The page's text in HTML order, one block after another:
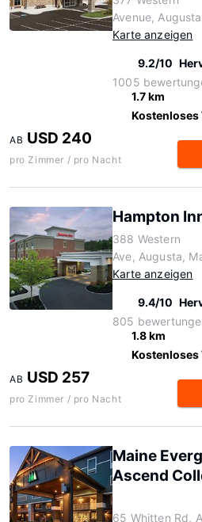
Avenue,
Karte anzeigen
9.2/10
1005
1.7 km
Kostenloses
AB USD 240
pro Zimmer / pro Nacht
Hampton
388 Western
Ave, Augusta,
Karte anzeigen
9.4/10
805
1.8 km
Kostenloses
AB USD 257
pro Zimmer / pro Nacht
Maine
Ascend
65 Whitten Rd,